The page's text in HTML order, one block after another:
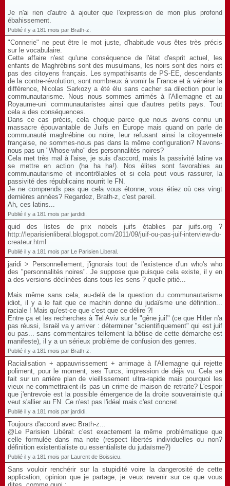
Je n'ai rien d'autre à ajouter que l'expression de mon plus profond
ébahissement.
Publié il y a 181 mois par Brath-z.
"Connerie" ne peut être le mot juste, d'habitude vous êtes très précis
sur le vocabulaire.
Cette affaire n'est qu'une conséquence de l'état d'esprit actuel, les
enfants de Maghrébins sont des musulmans, les noirs sont des noirs et
pas des citoyens français. Les sympathisants de PS-EE, descendants
de la contre-révolution, sont nombreux à vomir la France et à vénérer la
différence, Nicolas Sarkozy a été élu sans cacher sa dilection pour le
communautarisme. Nous nous sommes arrimés à l'Allemagne et au
Royaume-uni communautaristes ainsi que d'autres petits pays. Tout
cela a des conséquences.
Dans ce cas précis, cela choque parce que nous avons connu un
massacre épouvantable de Juifs en Europe mais quand on parle de
communauté maghrébine ou noire, leur refusant ainsi la citoyenneté
française, ne sommes-nous pas dans la même configuration? N'avons-
nous pas un "Whose-who" des personnalités noires?
Cela met très mal à l'aise, je suis d'accord, mais la passivité latine va
se mettre en action (ha ha ha!). Nos élites sont favorables au
communautarisme et incontrôlables et si cela peut vous rassurer, la
passivité des républicains nourrit le FN.
Je ne comprends pas que cela vous étonne, vous étiez où ces vingt
dernières années? Regardez, Brath-z, c'est pareil.
Ah, ces latins...
Publié il y a 181 mois par jardidi.
quid des listes de prix nobels juifs établies par juifs.org ?
http://leparisienliberal.blogspot.com/2011/09/juif-ou-pas-juif-interview-du-
createur.html
Publié il y a 181 mois par Le Parisien Liberal.
jaridi > Personnellement, j'ignorais tout de l'existence d'un who's who
des "personnalités noires". Je suppose que puisque cela existe, il y en
a des versions déclinées dans tous les sens ? quelle pitié...
Mais même sans cela, au-delà de la question du communautarisme
idiot, il y a le fait que ce machin donne du judaïsme une définition...
raciale ! Mais qu'est-ce que c'est que ce délire ?!
Entre ça et les recherches à Tel Aviv sur le "gêne juif" (ce que Hitler n'a
pas réussi, Israël va y arriver : déterminer "scientifiquement" qui est juif
ou pas... sans commentaires tellement la bêtise de cette démarche est
manifeste), il y a un sérieux problème de confusion des genres.
Publié il y a 181 mois par Brath-z.
Racialisation + appauvrissement + arrimage à l'Allemagne qui rejette
poliment, pour le moment, ses Turcs, impression de déjà vu. Cela se
fait sur un arrière plan de vieillissement ultra-rapide mais pourquoi les
vieux ne commettraient-ils pas un crime de maison de retraite? L'espoir
que j'entrevoie est la possible émergence de la droite souverainiste qui
veut s'allier au FN. Ce n'est pas l'idéal mais c'est concret.
Publié il y a 181 mois par jardidi.
Toujours d'accord avec Brath-z...
@Le Parisien Libéral: c'est exactement la même problématique que
celle formulée dans ma note (respect libertés individuelles ou non?
définition existentialiste ou essentialiste du judaïsme?)
Publié il y a 181 mois par Laurent de Boissieu.
Sans vouloir renchérir sur la stupidité voire la dangerosité de cette
application, opinion que je partage, je veux revenir sur ce que vous